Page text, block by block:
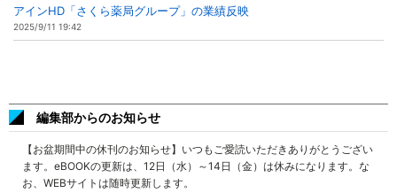
アインHD「さくら薬局グループ」の業績反映
2025/9/11 19:42
編集部からのお知らせ
【お盆期間中の休刊のお知らせ】いつもご愛読いただきありがとうござい
ます。eBOOKの更新は、12日（水）～14日（金）は休みになります。な
お、WEBサイトは随時更新します。